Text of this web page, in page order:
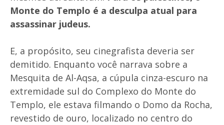
Monte do Templo é a desculpa atual para
assassinar judeus.
E, a propósito, seu cinegrafista deveria ser
demitido. Enquanto você narrava sobre a
Mesquita de Al-Aqsa, a cúpula cinza-escuro na
extremidade sul do Complexo do Monte do
Templo, ele estava filmando o Domo da Rocha,
revestido de ouro, localizado no centro do